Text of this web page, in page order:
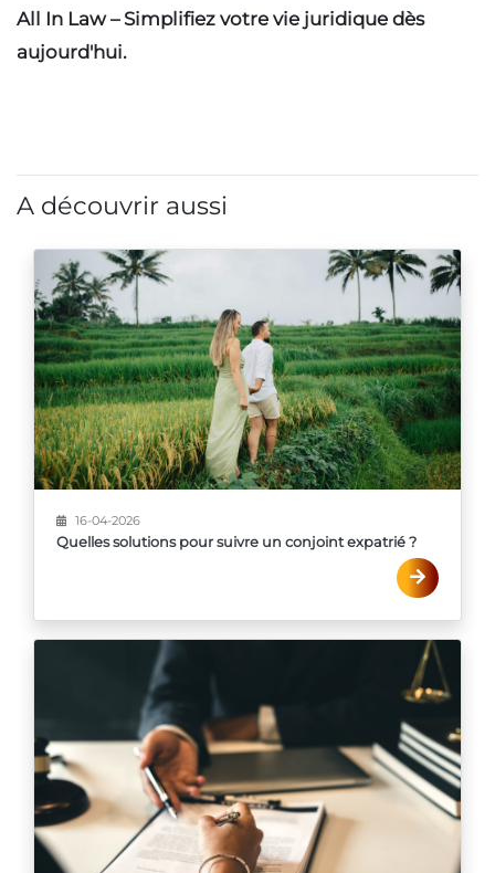
All In Law – Simplifiez votre vie juridique dès
aujourd'hui.
A découvrir aussi
16-04-2026
Quelles solutions pour suivre un conjoint expatrié ?